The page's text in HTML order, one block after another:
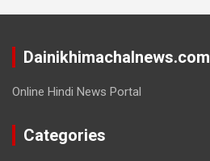
Dainikhimachalnews.com
Online Hindi News Portal
Categories